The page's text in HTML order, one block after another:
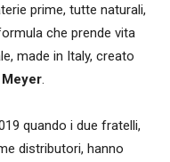
prime, tutte naturali,
che prende vita
made in Italy, creato
.
quando i due fratelli,
distributori, hanno